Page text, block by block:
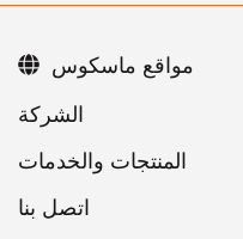
اتصل بنا
مواقع ماسكوس